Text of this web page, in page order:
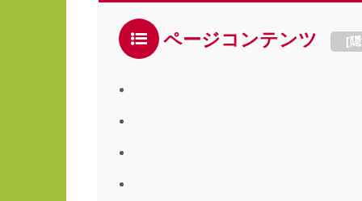
ページコンテンツ [